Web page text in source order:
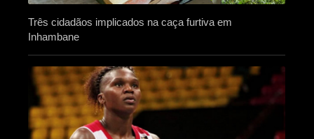
Três cidadãos implicados na caça furtiva em
Inhambane